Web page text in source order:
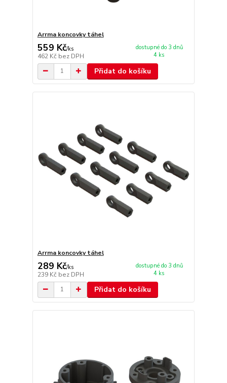
Arrma koncovky táhel
559 Kč/ks
462 Kč bez DPH
dostupné do 3 dnů
4 ks
Přidat do košíku
Arrma koncovky táhel
289 Kč/ks
239 Kč bez DPH
dostupné do 3 dnů
4 ks
Přidat do košíku